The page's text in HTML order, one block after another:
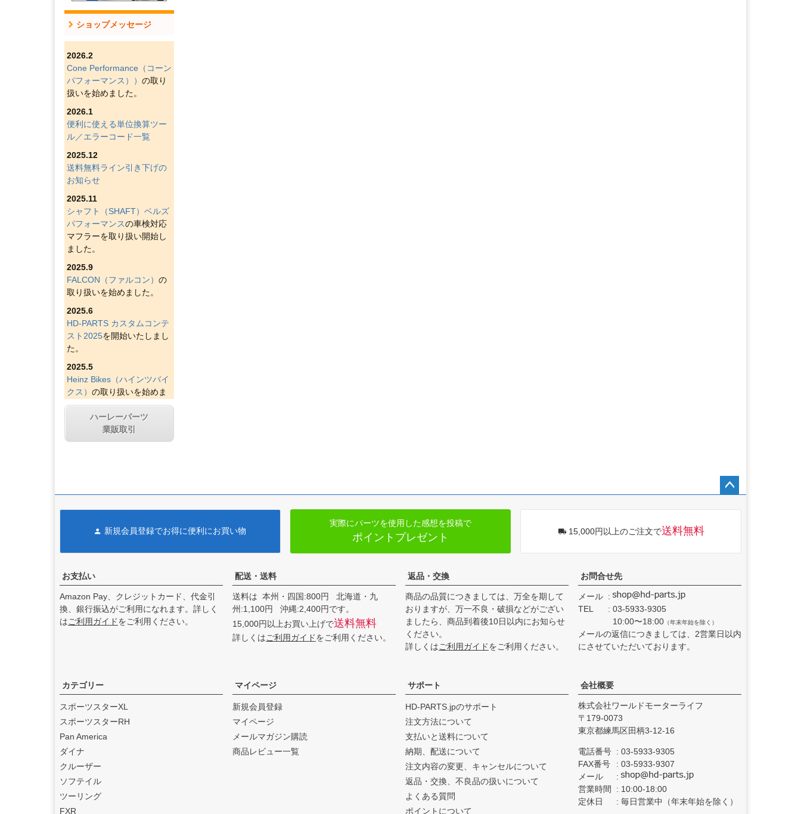
ショップメッセージ
2026.2
Cone Performance（コーン
パフォーマンス）） の取り
扱いを始めました。
2026.1
便利に使える単位換算ツー
ル／エラーコード一覧
2025.12
送料無料ライン引き下げの
お知らせ
2025.11
シャフト（SHAFT）ベルズ
パフォーマンスの車検対応
マフラーを取り扱い開始し
ました。
2025.9
FALCON（ファルコン） の
取り扱いを始めました。
2025.6
HD-PARTS カスタムコンテ
スト2025を開始いたしまし
た。
2025.5
Heinz Bikes（ハインツバイ
クス） の取り扱いを始めま
した。
2025.4
Figurati Designs（フィグラ
D&D エキゾースト（ディー
た。
feture ヘルメット（フュー
チャーヘルメット）の取り
扱いを始めました。
ました。
2024.12
s（ブローパフォーマンスエ
キゾースト）
始めました。
2024.11
By City（バイ シティ）
本総代理店となりました。
ハーレーパーツ
業販取引
新規会員登録でお得に便利にお買い物
実際にパーツを使用した感想を投稿で
ポイントプレゼント 15,000円以上のご注文で送料無料
お支払い
Amazon Pay、クレジットカード、代金引
換、銀行振込がご利用になれます。詳しく
はご利用ガイドをご利用ください。
配送・送料
送料は 本州・四国:800円 北海道・九
州:1,100円 沖縄:2,400円です。
15,000円以上お買い上げで送料無料
詳しくはご利用ガイドをご利用ください。
返品・交換
商品の品質につきましては、万全を期して
おりますが、万一不良・破損などがござい
ましたら、商品到着後10日以内にお知らせ
ください。
詳しくはご利用ガイドをご利用ください。
お問合せ先
メール
TEL
03-5933-9305
10:00〜18:00 （年末年始を除く）
メールの返信につきましては、2営業日以内
にさせていただいております。
カテゴリー
スポーツスターXL
スポーツスターRH
Pan America
ダイナ
クルーザー
ソフテイル
ツーリング
FXR
マイページ
新規会員登録
マイページ
メールマガジン購読
商品レビュー一覧
サポート
HD-PARTS.jpのサポート
注文方法について
支払いと送料について
納期、配送について
注文内容の変更、キャンセルについて
返品・交換、不良品の扱いについて
よくある質問
ポイントについて
会社概要
株式会社ワールドモーターライフ
179-0073
東京都練馬区田柄3-12-16
電話番号
03-5933-9305
FAX番号
03-5933-9307
メール
営業時間
10:00-18:00
定休日
毎日営業中（年末年始を除く）